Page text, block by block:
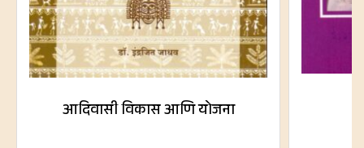
आदिवासी विकास आणि योजना